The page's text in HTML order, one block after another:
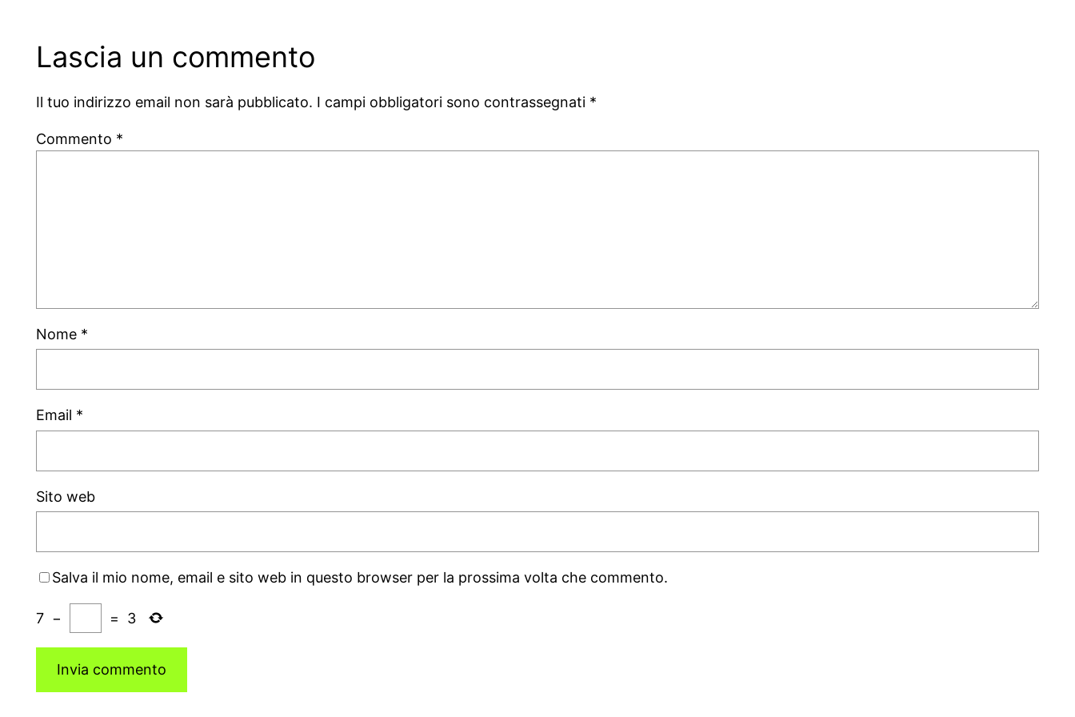
Lascia un commento
Il tuo indirizzo email non sarà pubblicato. I campi obbligatori sono contrassegnati *
Commento *
Nome *
Email *
Sito web
Salva il mio nome, email e sito web in questo browser per la prossima volta che commento.
7 − = 3